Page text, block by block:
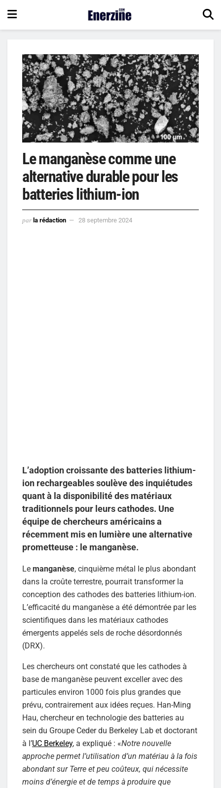
Le manganèse comme une
alternative durable pour les
batteries lithium-ion
par la rédaction 28 septembre 2024
L’adoption croissante des batteries lithium-
ion rechargeables soulève des inquiétudes
quant à la disponibilité des matériaux
traditionnels pour leurs cathodes. Une
équipe de chercheurs américains a
récemment mis en lumière une alternative
prometteuse : le manganèse.
Le manganèse, cinquième métal le plus abondant
dans la croûte terrestre, pourrait transformer la
conception des cathodes des batteries lithium-ion.
L’efficacité du manganèse a été démontrée par les
scientifiques dans les matériaux cathodes
émergents appelés sels de roche désordonnés
(DRX).
Les chercheurs ont constaté que les cathodes à
base de manganèse peuvent exceller avec des
particules environ 1000 fois plus grandes que
prévu, contrairement aux idées reçues. Han-Ming
Hau, chercheur en technologie des batteries au
sein du Groupe Ceder du Berkeley Lab et doctorant
à l’UC Berkeley, a expliqué : «Notre nouvelle
approche permet l’utilisation d’un matériau à la fois
abondant sur Terre et peu coûteux, qui nécessite
moins d’énergie et de temps à produire que